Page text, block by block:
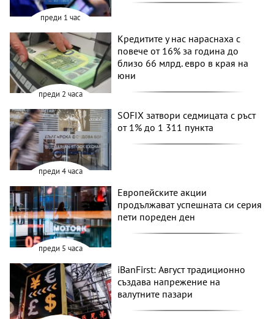
преди 1 час
преди 2 часа
Кредитите у нас нараснаха с
повече от 16% за година до
близо 66 млрд. евро в края на
юни
преди 4 часа
SOFIX затвори седмицата с ръст
от 1% до 1 311 пункта
преди 5 часа
Европейските акции
продължават успешната си серия
пети пореден ден
iBanFirst: Август традиционно
създава напрежение на
валутните пазари